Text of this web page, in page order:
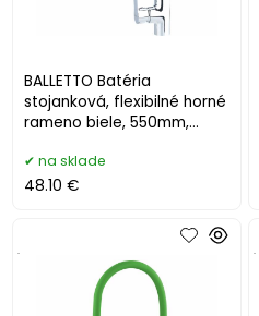
BALLETTO Batéria
stojanková, flexibilné horné
rameno biele, 550mm,
na sklade
48.10 €
. .